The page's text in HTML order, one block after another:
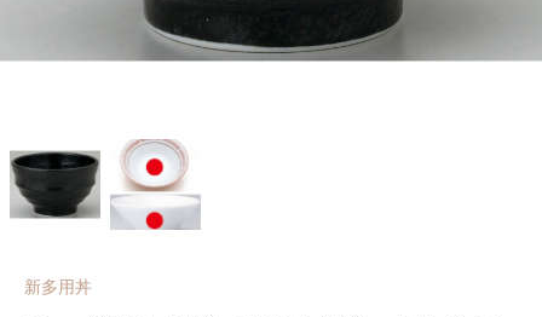
新多用丼